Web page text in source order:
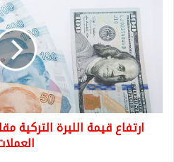
التركية
مقابل
الدولار
واليورو
وبقية
العملات
ارتفاع قيمة الليرة التركية